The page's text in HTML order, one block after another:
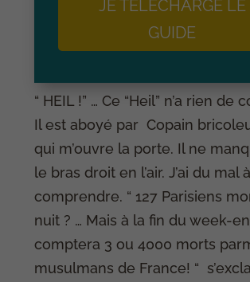
JE TÉLÉCHARGE LE
GUIDE
“ HEIL !” … Ce “Heil” n’a rien de
Il est aboyé par Copain
qui m’ouvre la porte. Il ne
le bras droit en l’air. J’ai du mal à
comprendre. “ 127 Parisiens
nuit ? … Mais à la fin du week-
comptera 3 ou 4000 morts
musulmans de France! “